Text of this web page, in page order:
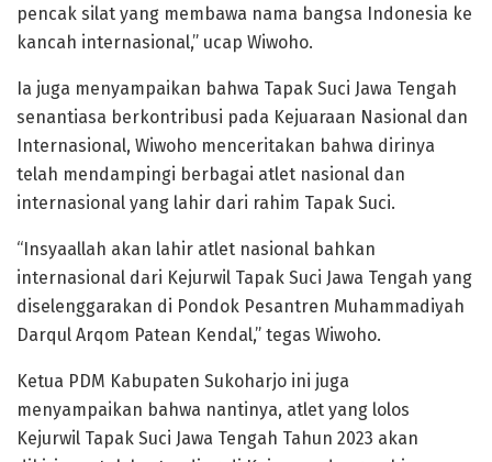
pencak silat yang membawa nama bangsa Indonesia ke
kancah internasional,” ucap Wiwoho.
Ia juga menyampaikan bahwa Tapak Suci Jawa Tengah
senantiasa berkontribusi pada Kejuaraan Nasional dan
Internasional, Wiwoho menceritakan bahwa dirinya
telah mendampingi berbagai atlet nasional dan
internasional yang lahir dari rahim Tapak Suci.
“Insyaallah akan lahir atlet nasional bahkan
internasional dari Kejurwil Tapak Suci Jawa Tengah yang
diselenggarakan di Pondok Pesantren Muhammadiyah
Darqul Arqom Patean Kendal,” tegas Wiwoho.
Ketua PDM Kabupaten Sukoharjo ini juga
menyampaikan bahwa nantinya, atlet yang lolos
Kejurwil Tapak Suci Jawa Tengah Tahun 2023 akan